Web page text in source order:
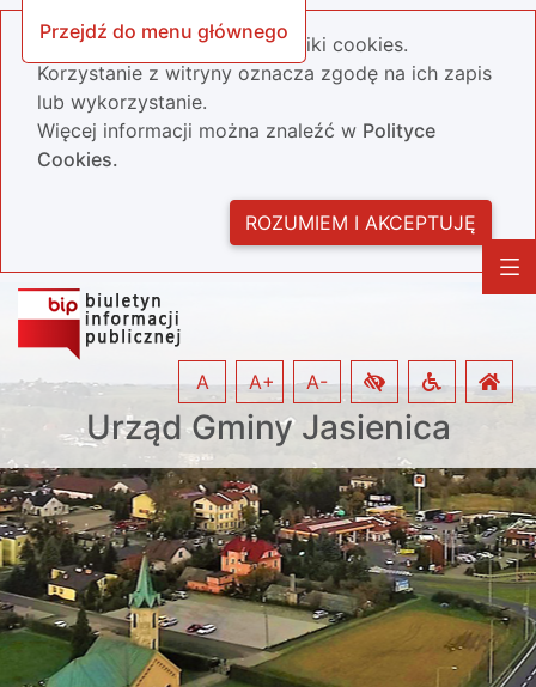
Przejdź do menu głównego
Nasza strona wykorzystuje pliki cookies.
Korzystanie z witryny oznacza zgodę na ich zapis
lub wykorzystanie.
Więcej informacji można znaleźć w Polityce
Cookies.
ROZUMIEM I AKCEPTUJĘ
Urząd Gminy Jasienica
A A+ A-